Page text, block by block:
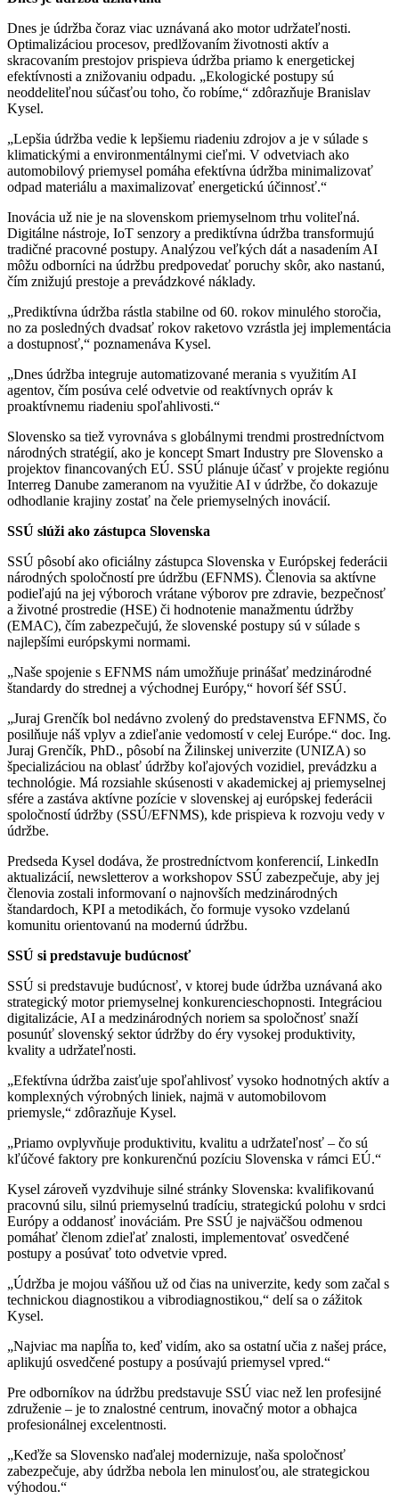
Dnes je údržba čoraz viac uznávaná ako motor udržateľnosti.
Optimalizáciou procesov, predlžovaním životnosti aktív a
skracovaním prestojov prispieva údržba priamo k energetickej
efektívnosti a znižovaniu odpadu. „Ekologické postupy sú
neoddeliteľnou súčasťou toho, čo robíme,“ zdôrazňuje Branislav
Kysel.
„Lepšia údržba vedie k lepšiemu riadeniu zdrojov a je v súlade s
klimatickými a environmentálnymi cieľmi. V odvetviach ako
automobilový priemysel pomáha efektívna údržba minimalizovať
odpad materiálu a maximalizovať energetickú účinnosť.“
Inovácia už nie je na slovenskom priemyselnom trhu voliteľná.
Digitálne nástroje, IoT senzory a prediktívna údržba transformujú
tradičné pracovné postupy. Analýzou veľkých dát a nasadením AI
môžu odborníci na údržbu predpovedať poruchy skôr, ako nastanú,
čím znižujú prestoje a prevádzkové náklady.
„Prediktívna údržba rástla stabilne od 60. rokov minulého storočia,
no za posledných dvadsať rokov raketovo vzrástla jej implementácia
a dostupnosť,“ poznamenáva Kysel.
„Dnes údržba integruje automatizované merania s využitím AI
agentov, čím posúva celé odvetvie od reaktívnych opráv k
proaktívnemu riadeniu spoľahlivosti.“
Slovensko sa tiež vyrovnáva s globálnymi trendmi prostredníctvom
národných stratégií, ako je koncept Smart Industry pre Slovensko a
projektov financovaných EÚ. SSÚ plánuje účasť v projekte regiónu
Interreg Danube zameranom na využitie AI v údržbe, čo dokazuje
odhodlanie krajiny zostať na čele priemyselných inovácií.
SSÚ slúži ako zástupca Slovenska
SSÚ pôsobí ako oficiálny zástupca Slovenska v Európskej federácii
národných spoločností pre údržbu (EFNMS). Členovia sa aktívne
podieľajú na jej výboroch vrátane výborov pre zdravie, bezpečnosť
a životné prostredie (HSE) či hodnotenie manažmentu údržby
(EMAC), čím zabezpečujú, že slovenské postupy sú v súlade s
najlepšími európskymi normami.
„Naše spojenie s EFNMS nám umožňuje prinášať medzinárodné
štandardy do strednej a východnej Európy,“ hovorí šéf SSÚ.
„Juraj Grenčík bol nedávno zvolený do predstavenstva EFNMS, čo
posilňuje náš vplyv a zdieľanie vedomostí v celej Európe.“ doc. Ing.
Juraj Grenčík, PhD., pôsobí na Žilinskej univerzite (UNIZA) so
špecializáciou na oblasť údržby koľajových vozidiel, prevádzku a
technológie. Má rozsiahle skúsenosti v akademickej aj priemyselnej
sfére a zastáva aktívne pozície v slovenskej aj európskej federácii
spoločností údržby (SSÚ/EFNMS), kde prispieva k rozvoju vedy v
údržbe.
Predseda Kysel dodáva, že prostredníctvom konferencií, LinkedIn
aktualizácií, newsletterov a workshopov SSÚ zabezpečuje, aby jej
členovia zostali informovaní o najnovších medzinárodných
štandardoch, KPI a metodikách, čo formuje vysoko vzdelanú
komunitu orientovanú na modernú údržbu.
SSÚ si predstavuje budúcnosť
SSÚ si predstavuje budúcnosť, v ktorej bude údržba uznávaná ako
strategický motor priemyselnej konkurencieschopnosti. Integráciou
digitalizácie, AI a medzinárodných noriem sa spoločnosť snaží
posunúť slovenský sektor údržby do éry vysokej produktivity,
kvality a udržateľnosti.
„Efektívna údržba zaisťuje spoľahlivosť vysoko hodnotných aktív a
komplexných výrobných liniek, najmä v automobilovom
priemysle,“ zdôrazňuje Kysel.
„Priamo ovplyvňuje produktivitu, kvalitu a udržateľnosť – čo sú
kľúčové faktory pre konkurenčnú pozíciu Slovenska v rámci EÚ.“
Kysel zároveň vyzdvihuje silné stránky Slovenska: kvalifikovanú
pracovnú silu, silnú priemyselnú tradíciu, strategickú polohu v srdci
Európy a oddanosť inováciám. Pre SSÚ je najväčšou odmenou
pomáhať členom zdieľať znalosti, implementovať osvedčené
postupy a posúvať toto odvetvie vpred.
„Údržba je mojou vášňou už od čias na univerzite, kedy som začal s
technickou diagnostikou a vibrodiagnostikou,“ delí sa o zážitok
Kysel.
„Najviac ma napĺňa to, keď vidím, ako sa ostatní učia z našej práce,
aplikujú osvedčené postupy a posúvajú priemysel vpred.“
Pre odborníkov na údržbu predstavuje SSÚ viac než len profesijné
združenie – je to znalostné centrum, inovačný motor a obhajca
profesionálnej excelentnosti.
„Keďže sa Slovensko naďalej modernizuje, naša spoločnosť
zabezpečuje, aby údržba nebola len minulosťou, ale strategickou
výhodou.“